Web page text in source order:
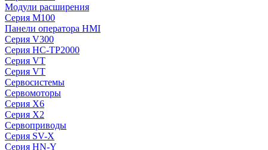
Модули расширения
Серия M100
Панели оператора HMI
Серия V300
Серия HC-TP2000
Серия VT
Серия VT
Сервосистемы
Сервомоторы
Серия X6
Серия X2
Сервоприводы
Серия SV-X
Серия HN-Y